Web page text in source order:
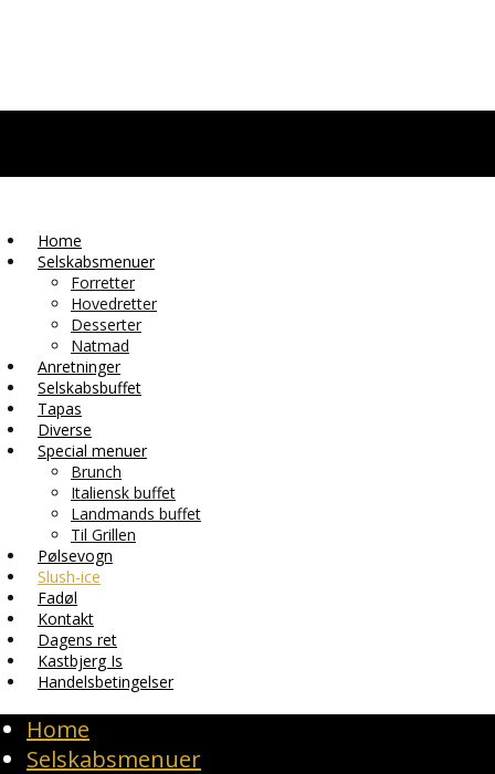
Home
Selskabsmenuer
Forretter
Hovedretter
Desserter
Natmad
Anretninger
Selskabsbuffet
Tapas
Diverse
Special menuer
Brunch
Italiensk buffet
Landmands buffet
Til Grillen
Pølsevogn
Slush-ice
Fadøl
Kontakt
Dagens ret
Kastbjerg Is
Handelsbetingelser
Home
Selskabsmenuer